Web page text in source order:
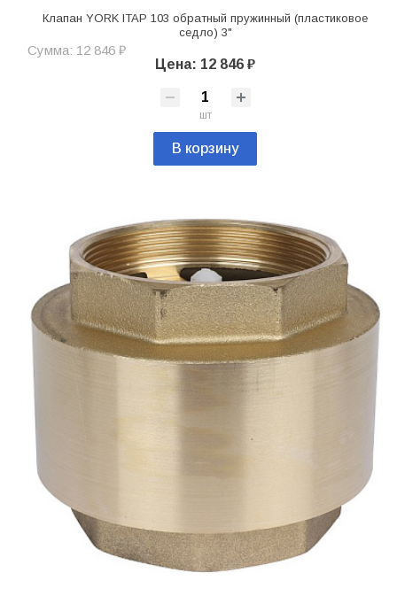
Клапан YORK ITAP 103 обратный пружинный (пластиковое
седло) 3"
Сумма: 12 846 ₽
Цена: 12 846 ₽
шт
В корзину